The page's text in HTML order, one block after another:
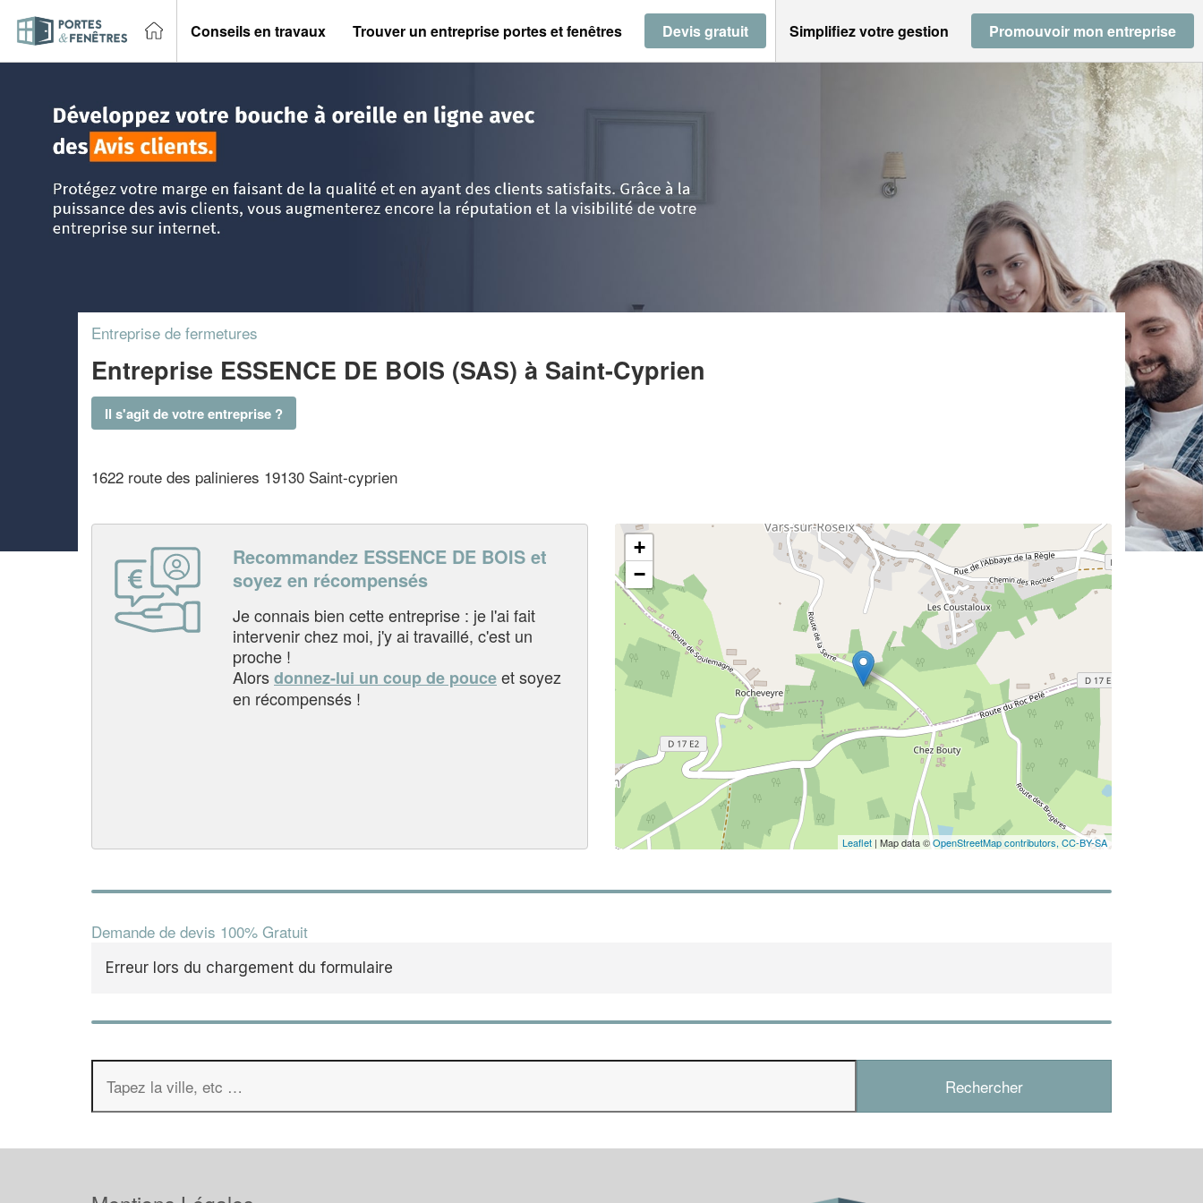
Conseils en travaux Trouver un entreprise portes et fenêtres Devis gratuit Simplifiez votre gestion Promouvoir mon entreprise
Entreprise de fermetures
Entreprise ESSENCE DE BOIS (SAS) à Saint-Cyprien
Il s'agit de votre entreprise ?
1622 route des palinieres 19130 Saint-cyprien
Recommandez ESSENCE DE BOIS et
soyez en récompensés
Je connais bien cette entreprise : je l'ai fait
intervenir chez moi, j'y ai travaillé, c'est un
proche !
Alorsdonnez-lui un coup de pouceet soyez
en récompensés !
+
−
Leaflet | Map data ©OpenStreetMap contributors, CC-BY-SA
Demande de devis 100% Gratuit
Erreur lors du chargement du formulaire